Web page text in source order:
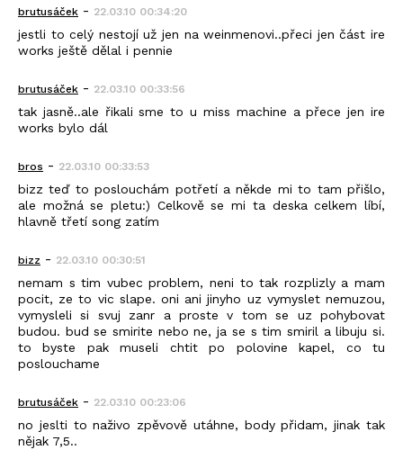
brutusáček - 22.03.10 00:34:20
jestli to celý nestojí už jen na weinmenovi..přeci jen část ire
works ještě dělal i pennie
brutusáček - 22.03.10 00:33:56
tak jasně..ale řikali sme to u miss machine a přece jen ire
works bylo dál
bros - 22.03.10 00:33:53
bizz teď to poslouchám potřetí a někde mi to tam přišlo,
ale možná se pletu:) Celkově se mi ta deska celkem líbí,
hlavně třetí song zatím
bizz - 22.03.10 00:30:51
nemam s tim vubec problem, neni to tak rozplizly a mam
pocit, ze to vic slape. oni ani jinyho uz vymyslet nemuzou,
vymysleli si svuj zanr a proste v tom se uz pohybovat
budou. bud se smirite nebo ne, ja se s tim smiril a libuju si.
to byste pak museli chtit po polovine kapel, co tu
poslouchame
brutusáček - 22.03.10 00:23:06
no jeslti to naživo zpěvově utáhne, body přidam, jinak tak
nějak 7,5..